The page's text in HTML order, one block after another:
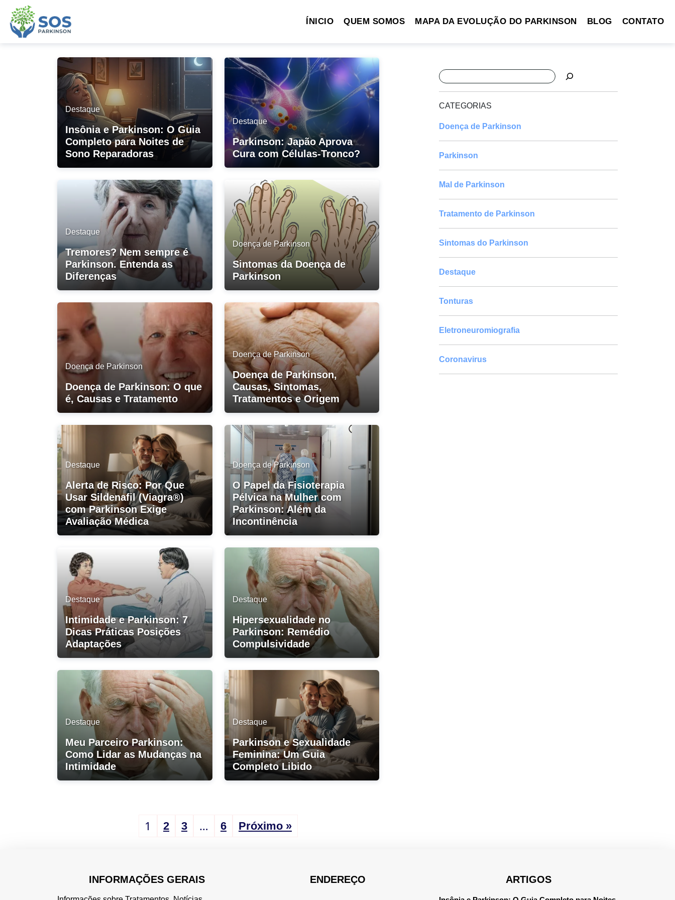
ÍNICIO QUEM SOMOS MAPA DA EVOLUÇÃO DO PARKINSON BLOG CONTATO
Destaque
Insônia e Parkinson: O Guia
Completo para Noites de
Sono Reparadoras
Destaque
Parkinson: Japão Aprova
Cura com Células-Tronco?
Destaque
Tremores? Nem sempre é
Parkinson. Entenda as
Diferenças
Doença de Parkinson
Sintomas da Doença de
Parkinson
Doença de Parkinson
Doença de Parkinson: O que
é, Causas e Tratamento
Doença de Parkinson
Doença de Parkinson,
Causas, Sintomas,
Tratamentos e Origem
Destaque
Alerta de Risco: Por Que
Usar Sildenafil (Viagra®)
com Parkinson Exige
Avaliação Médica
Doença de Parkinson
O Papel da Fisioterapia
Pélvica na Mulher com
Parkinson: Além da
Incontinência
Destaque
Intimidade e Parkinson: 7
Dicas Práticas Posições
Adaptações
Destaque
Hipersexualidade no
Parkinson: Remédio
Compulsividade
Destaque
Meu Parceiro Parkinson:
Como Lidar as Mudanças na
Intimidade
Destaque
Parkinson e Sexualidade
Feminina: Um Guia
Completo Libido
1 2 3 … 6 Próximo »
Pesquisar
CATEGORIAS
Doença de Parkinson
Parkinson
Mal de Parkinson
Tratamento de Parkinson
Sintomas do Parkinson
Destaque
Tonturas
Eletroneuromiografia
Coronavirus
INFORMAÇÕES GERAIS ENDEREÇO ARTIGOS